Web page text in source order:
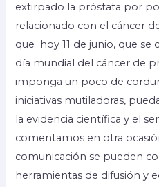
extirpado la próstata por
relacionado con el cáncer
que hoy 11 de junio, que se
día mundial del cáncer de
imponga un poco de
iniciativas mutiladoras,
la evidencia científica y el
comentamos en otra
comunicación se pueden
herramientas de difusión y